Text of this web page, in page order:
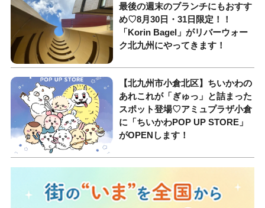
最後の週末のブランチにもおすす
め♡8月30日・31日限定！！
「Korin Bagel」がリバーウォー
ク北九州にやってきます！
【北九州市小倉北区】ちいかわの
あれこれが「ぎゅっ」と詰まった
スポット登場♡アミュプラザ小倉
に「ちいかわPOP UP STORE」
がOPENします！